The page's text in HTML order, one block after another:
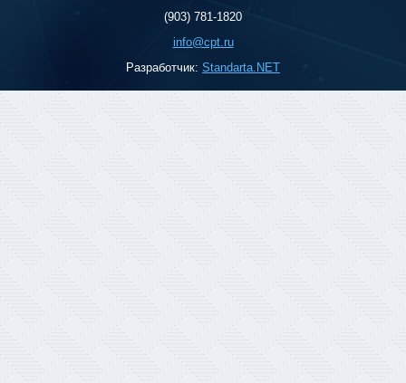
(903) 781-1820
info@cpt.ru
Разработчик: Standarta.NET